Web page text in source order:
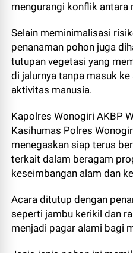
mengurangi konflik antara
Selain meminimalisasi
penanaman pohon juga
tutupan vegetasi yang
di jalurnya tanpa masuk
aktivitas manusia.
Kapolres Wonogiri AKBP
Kasihumas Polres
menegaskan siap terus
terkait dalam beragam
keseimbangan alam dan
Acara ditutup dengan
seperti jambu kerikil dan
menjadi pagar alami bagi